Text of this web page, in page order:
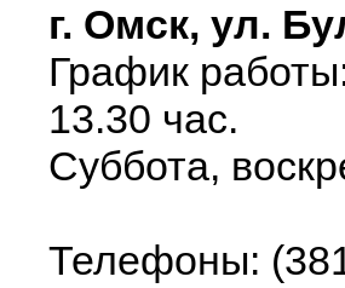
г. Омск, ул.
График
13.30 час.
Суббота,
Телефоны: